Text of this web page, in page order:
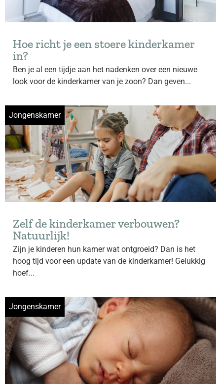
Hoe richt je een stoere kinderkamer
in?
Ben je al een tijdje aan het nadenken over een nieuwe
look voor de kinderkamer van je zoon? Dan geven...
Jongenskamer
Zelf de kinderkamer verbouwen?
Natuurlijk!
Zijn je kinderen hun kamer wat ontgroeid? Dan is het
hoog tijd voor een update van de kinderkamer! Gelukkig
hoef...
Jongenskamer